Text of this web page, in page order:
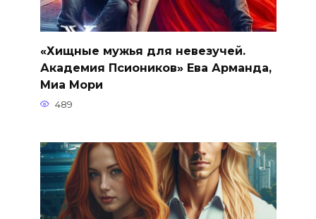
«Хищные мужья для невезучей.
Академия Псиоников» Ева Арманда,
Миа Мори
489